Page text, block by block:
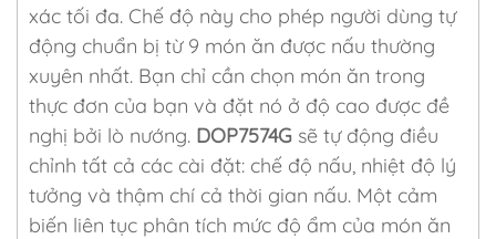
xác tối đa. Chế độ này cho phép người dùng tự
động chuẩn bị từ 9 món ăn được nấu thường
xuyên nhất. Bạn chỉ cần chọn món ăn trong
thực đơn của bạn và đặt nó ở độ cao được đề
nghị bởi lò nướng. DOP7574G sẽ tự động điều
chỉnh tất cả các cài đặt: chế độ nấu, nhiệt độ lý
tưởng và thậm chí cả thời gian nấu. Một cảm
biến liên tục phân tích mức độ ẩm của món ăn